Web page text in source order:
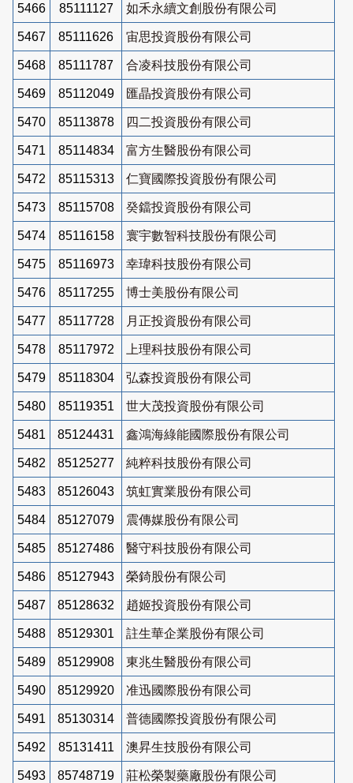
5466 85111127 如禾永續文創股份有限公司
5467 85111626 宙思投資股份有限公司
5468 85111787 合凌科技股份有限公司
5469 85112049 匯晶投資股份有限公司
5470 85113878 四二投資股份有限公司
5471 85114834 富方生醫股份有限公司
5472 85115313 仁寶國際投資股份有限公司
5473 85115708 癸鐺投資股份有限公司
5474 85116158 寰宇數智科技股份有限公司
5475 85116973 幸瑋科技股份有限公司
5476 85117255 博士美股份有限公司
5477 85117728 月正投資股份有限公司
5478 85117972 上理科技股份有限公司
5479 85118304 弘森投資股份有限公司
5480 85119351 世大茂投資股份有限公司
5481 85124431 鑫鴻海綠能國際股份有限公司
5482 85125277 純粹科技股份有限公司
5483 85126043 筑虹實業股份有限公司
5484 85127079 震傳媒股份有限公司
5485 85127486 醫守科技股份有限公司
5486 85127943 榮錡股份有限公司
5487 85128632 趙姬投資股份有限公司
5488 85129301 註生華企業股份有限公司
5489 85129908 東兆生醫股份有限公司
5490 85129920 准迅國際股份有限公司
5491 85130314 普德國際投資股份有限公司
5492 85131411 澳昇生技股份有限公司
5493 85748719 莊松榮製藥廠股份有限公司